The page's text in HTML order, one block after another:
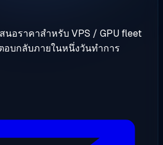
นอราคาสำหรับ VPS / GPU fleet
อบกลับภายในหนึ่งวันทำการ